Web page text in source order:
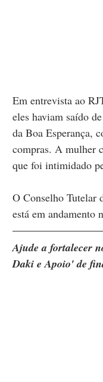
Em entrevista ao
eles haviam saído
da Boa Esperança,
compras. A mulher
que foi intimidado
O Conselho Tutelar
está em andamento
Ajude a fortalecer
Daki e Apoio' de